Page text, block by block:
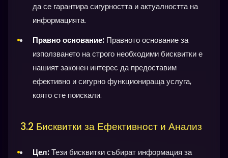
да се гарантира сигурността и актуалността на
информацията.
Правно основание: Правното основание за
използването на строго необходими бисквитки е
нашият законен интерес да предоставим
ефективно и сигурно функционираща услуга,
която сте поискали.
3.2 Бисквитки за Ефективност и Анализ
Цел:Тези бисквитки събират информация за